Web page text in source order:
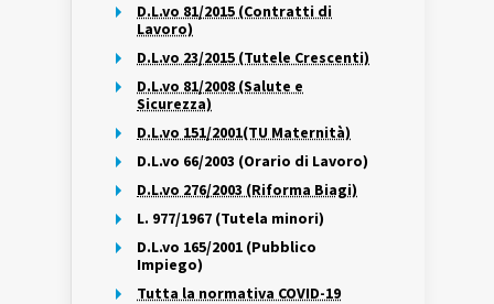
D.L.vo 81/2015 (Contratti di
Lavoro)
D.L.vo 23/2015 (Tutele Crescenti)
D.L.vo 81/2008 (Salute e
Sicurezza)
D.L.vo 151/2001(TU Maternità)
D.L.vo 66/2003 (Orario di Lavoro)
D.L.vo 276/2003 (Riforma Biagi)
L. 977/1967 (Tutela minori)
D.L.vo 165/2001 (Pubblico
Impiego)
Tutta la normativa COVID-19